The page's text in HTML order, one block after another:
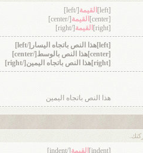
[left] القيمة [/left]
[center]
القيمة [/center]
[right]
القيمة [/right]
[left]هذا النص باتجاه اليسار[/left]
[center]هذا النص بالوسط[/center]
[right]هذا النص باتجاه اليمين[/right]
هذا النص باتجاه اليمين
[indent] القيمة [/indent]